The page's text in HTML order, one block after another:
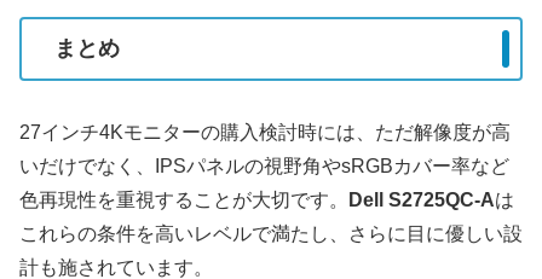
まとめ
27インチ4Kモニターの購入検討時には、ただ解像度が高
いだけでなく、IPSパネルの視野角やsRGBカバー率など
色再現性を重視することが大切です。
Dell S2725QC-Aは
これらの条件を高いレベルで満たし、さらに目に優しい設
計も施されています。